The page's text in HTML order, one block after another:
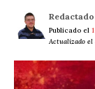
Publicado el
Actualizado el